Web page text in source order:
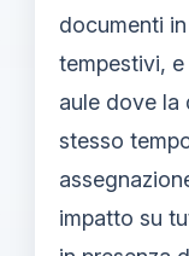
documenti
tempestivi,
aule dove la
stesso
impatto su